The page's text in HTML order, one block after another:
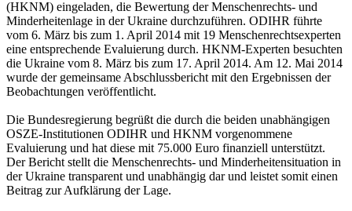
(HKNM) eingeladen, die Bewertung der Menschenrechts- und
Minderheitenlage in der Ukraine durchzuführen. ODIHR führte
vom 6. März bis zum 1. April 2014 mit 19 Menschenrechtsexperten
eine entsprechende Evaluierung durch. HKNM-Experten besuchten
die Ukraine vom 8. März bis zum 17. April 2014. Am 12. Mai 2014
wurde der gemeinsame Abschlussbericht mit den Ergebnissen der
Beobachtungen veröffentlicht.
Die Bundesregierung begrüßt die durch die beiden unabhängigen
OSZE-Institutionen ODIHR und HKNM vorgenommene
Evaluierung und hat diese mit 75.000 Euro finanziell unterstützt.
Der Bericht stellt die Menschenrechts- und Minderheitensituation in
der Ukraine transparent und unabhängig dar und leistet somit einen
Beitrag zur Aufklärung der Lage.